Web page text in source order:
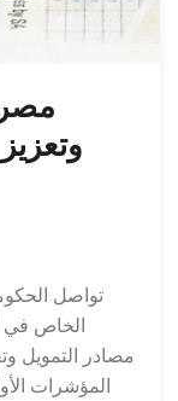
مصر
تواصل
الخاص في
مصادر التمويل
المؤشرات